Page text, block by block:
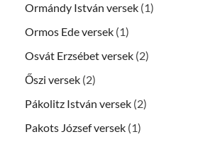
Ormándy István versek (1)
Ormos Ede versek (1)
Osvát Erzsébet versek (2)
Őszi versek (2)
Pákolitz István versek (2)
Pakots József versek (1)